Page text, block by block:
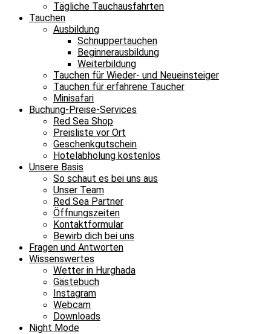
Tägliche Tauchausfahrten
Tauchen
Ausbildung
Schnuppertauchen
Beginnerausbildung
Weiterbildung
Tauchen für Wieder- und Neueinsteiger
Tauchen für erfahrene Taucher
Minisafari
Buchung-Preise-Services
Red Sea Shop
Preisliste vor Ort
Geschenkgutschein
Hotelabholung kostenlos
Unsere Basis
So schaut es bei uns aus
Unser Team
Red Sea Partner
Öffnungszeiten
Kontaktformular
Bewirb dich bei uns
Fragen und Antworten
Wissenswertes
Wetter in Hurghada
Gästebuch
Instagram
Webcam
Downloads
Night Mode